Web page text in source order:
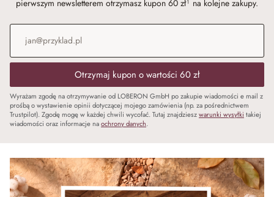
pierwszym newsletterem otrzymasz kupon 60 zł¹ na kolejne zakupy.
Adres e-mail
Otrzymaj kupon o wartości 60 zł
Wyrażam zgodę na otrzymywanie od LOBERON GmbH po zakupie wiadomości e mail z
prośbą o wystawienie opinii dotyczącej mojego zamówienia (np. za pośrednictwem
Trustpilot). Zgodę mogę w każdej chwili wycofać. Tutaj znajdzieszwarunki wysyłki takiej
wiadomości oraz informacje naochrony danych.